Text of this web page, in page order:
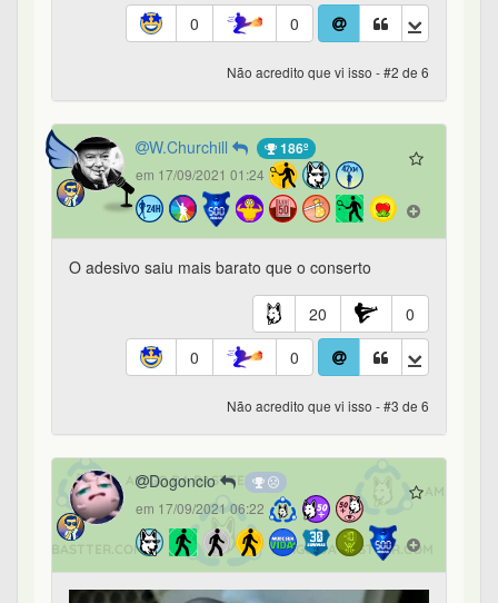
0 0
Não acredito que vi isso - #2 de 6
W.Churchill 186º
em 17/09/2021 01:24
O adesivo saiu mais barato que o conserto
20
0
0
0
Não acredito que vi isso - #3 de 6
Dogoncio
em 17/09/2021 06:22